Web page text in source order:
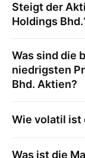
Steigt der
Holdings Bhd.
Was sind die
niedrigsten
Bhd. Aktien?
Wie volatil ist
Was ist die